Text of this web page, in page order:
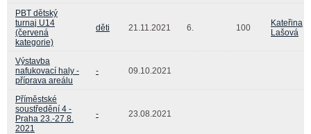
PBT dětský
turnaj U14
(červená
kategorie)
děti 21.11.2021 6. 100
Kateřina
Lašová
Výstavba
nafukovací haly -
příprava areálu
- 09.10.2021
Příměstské
soustředění 4 -
Praha 23.-27.8.
2021
- 23.08.2021